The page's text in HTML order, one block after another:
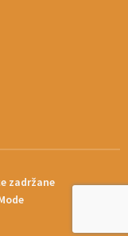
zadržane